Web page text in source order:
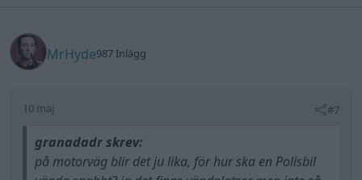
MrHyde987 Inlägg
10 maj #7
granadadr skrev:
på motorväg blir det ju lika, för hur ska en Polisbil